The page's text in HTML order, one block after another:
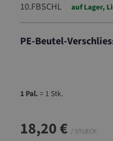
10.FBSCHL auf Lager,
PE-Beutel-
1 Pal.= 1 Stk.
18,20 € / STUECK